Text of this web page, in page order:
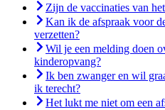
Zijn de vaccinaties van
Kan ik de afspraak voor
verzetten?
Wil je een melding doen
kinderopvang?
Ik ben zwanger en wil
ik terecht?
Het lukt me niet om een